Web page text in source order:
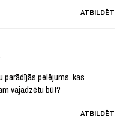
ATBILDĒT
parādījās pelējums, kas
vajadzētu būt?
ATBILDĒT